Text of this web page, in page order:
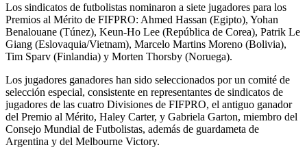
Los sindicatos de futbolistas nominaron a siete jugadores para los
Premios al Mérito de FIFPRO: Ahmed Hassan (Egipto), Yohan
Benalouane (Túnez), Keun-Ho Lee (República de Corea), Patrik Le
Giang (Eslovaquia/Vietnam), Marcelo Martins Moreno (Bolivia),
Tim Sparv (Finlandia) y Morten Thorsby (Noruega).
Los jugadores ganadores han sido seleccionados por un comité de
selección especial, consistente en representantes de sindicatos de
jugadores de las cuatro Divisiones de FIFPRO, el antiguo ganador
del Premio al Mérito, Haley Carter, y Gabriela Garton, miembro del
Consejo Mundial de Futbolistas, además de guardameta de
Argentina y del Melbourne Victory.